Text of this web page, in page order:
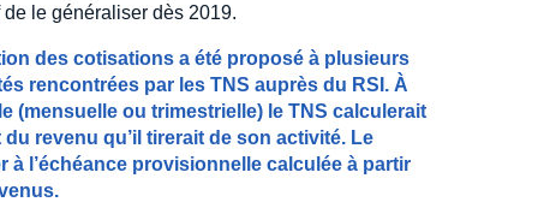
le généraliser dès 2019.
des cotisations a été proposé à plusieurs
rencontrées par les TNS auprès du RSI. À
(mensuelle ou trimestrielle) le TNS calculerait
revenu qu’il tirerait de son activité. Le
à l’échéance provisionnelle calculée à partir